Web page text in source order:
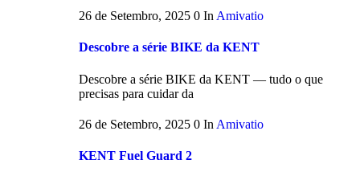
26 de Setembro, 2025 0 In Amivatio
Descobre a série BIKE da KENT
Descobre a série BIKE da KENT — tudo o que
precisas para cuidar da
26 de Setembro, 2025 0 In Amivatio
KENT Fuel Guard 2